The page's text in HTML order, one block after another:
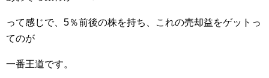
って感じで、5％前後の株を持ち、これの売却益をゲットっ
てのが
一番王道です。